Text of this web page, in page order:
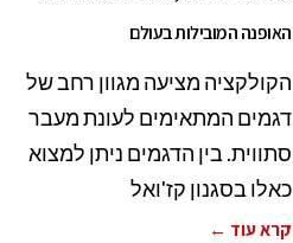
האופנה המובילות בעולם
הקולקציה מציעה מגוון רחב של
דגמים המתאימים לעונת מעבר
סתווית. בין הדגמים ניתן למצוא
כאלו בסגנון קז'ואל
קרא עוד ←